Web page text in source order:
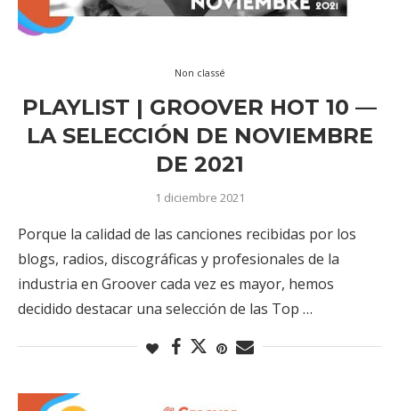
Non classé
PLAYLIST | GROOVER HOT 10 —
LA SELECCIÓN DE NOVIEMBRE
DE 2021
1 diciembre 2021
Porque la calidad de las canciones recibidas por los
blogs, radios, discográficas y profesionales de la
industria en Groover cada vez es mayor, hemos
decidido destacar una selección de las Top …